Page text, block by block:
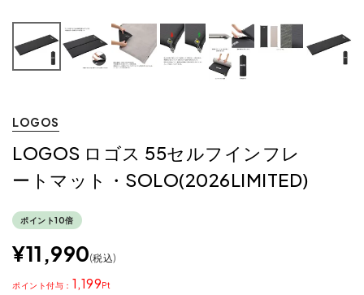
LOGOS
LOGOS ロゴス 55セルフインフレ
ートマット・SOLO(2026LIMITED)
ポイント10倍
¥11,990 税込
1,199
ポイント